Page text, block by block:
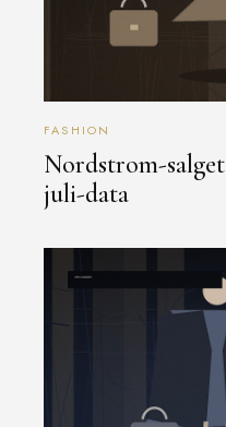
FASHION
Nordstrom-
juli-data